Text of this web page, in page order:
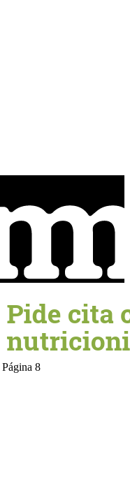
Página 8